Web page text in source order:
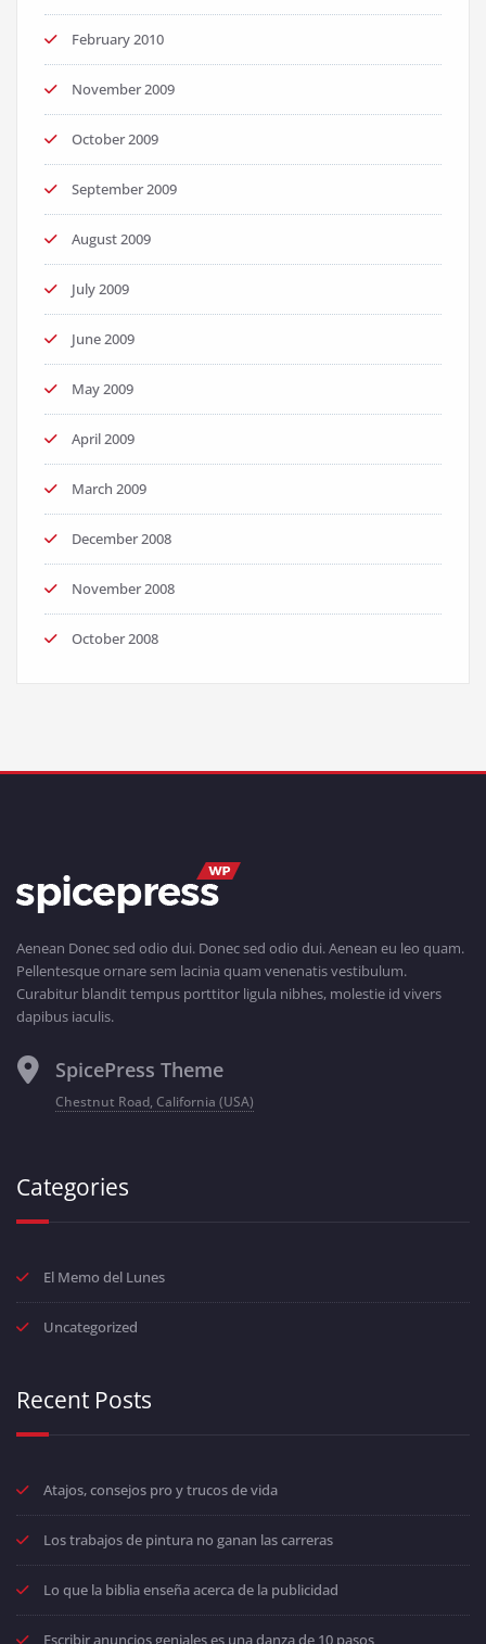
February 2010
November 2009
October 2009
September 2009
August 2009
July 2009
June 2009
May 2009
April 2009
March 2009
December 2008
November 2008
October 2008
Aenean Donec sed odio dui. Donec sed odio dui. Aenean eu leo quam.
Pellentesque ornare sem lacinia quam venenatis vestibulum.
Curabitur blandit tempus porttitor ligula nibhes, molestie id vivers
dapibus iaculis.
SpicePress Theme
Chestnut Road, California (USA)
Categories
El Memo del Lunes
Uncategorized
Recent Posts
Atajos, consejos pro y trucos de vida
Los trabajos de pintura no ganan las carreras
Lo que la biblia enseña acerca de la publicidad
Escribir anuncios geniales es una danza de 10 pasos